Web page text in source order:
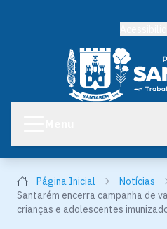
Página Inicial Notícias
Santarém encerra campanha de
crianças e adolescentes